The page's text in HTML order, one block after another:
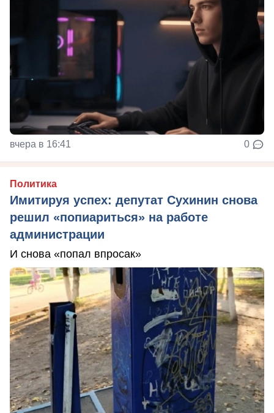
вчера в 16:41 0
Политика
Имитируя успех: депутат Сухинин снова
решил «попиариться» на работе
администрации
И снова «попал впросак»